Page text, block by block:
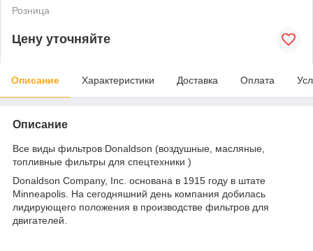
Розница
Цену уточняйте
Описание Характеристики Доставка Оплата
Описание
Все виды фильтров Donaldson (воздушные, масляные,
топливные фильтры для спецтехники )
Donaldson Company, Inc. основана в 1915 году в штате
Minneapolis. На сегодняшний день компания добилась
лидирующего положения в производстве фильтров для
двигателей.